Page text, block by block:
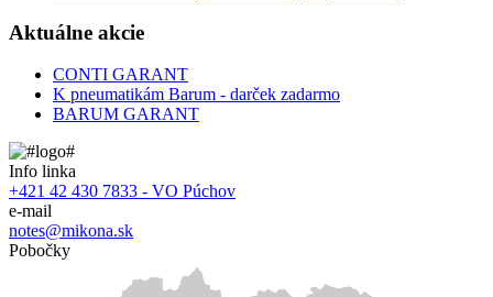
Aktuálne akcie
CONTI GARANT
K pneumatikám Barum - darček zadarmo
BARUM GARANT
Info linka
+421 42 430 7833 - VO Púchov
e-mail
notes@mikona.sk
Pobočky